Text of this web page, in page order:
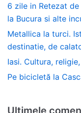
6 zile in Retezat
la Bucura si alte
Metallica la turci.
destinatie, de
Iasi. Cultura,
Pe bicicletă la
Ultimele